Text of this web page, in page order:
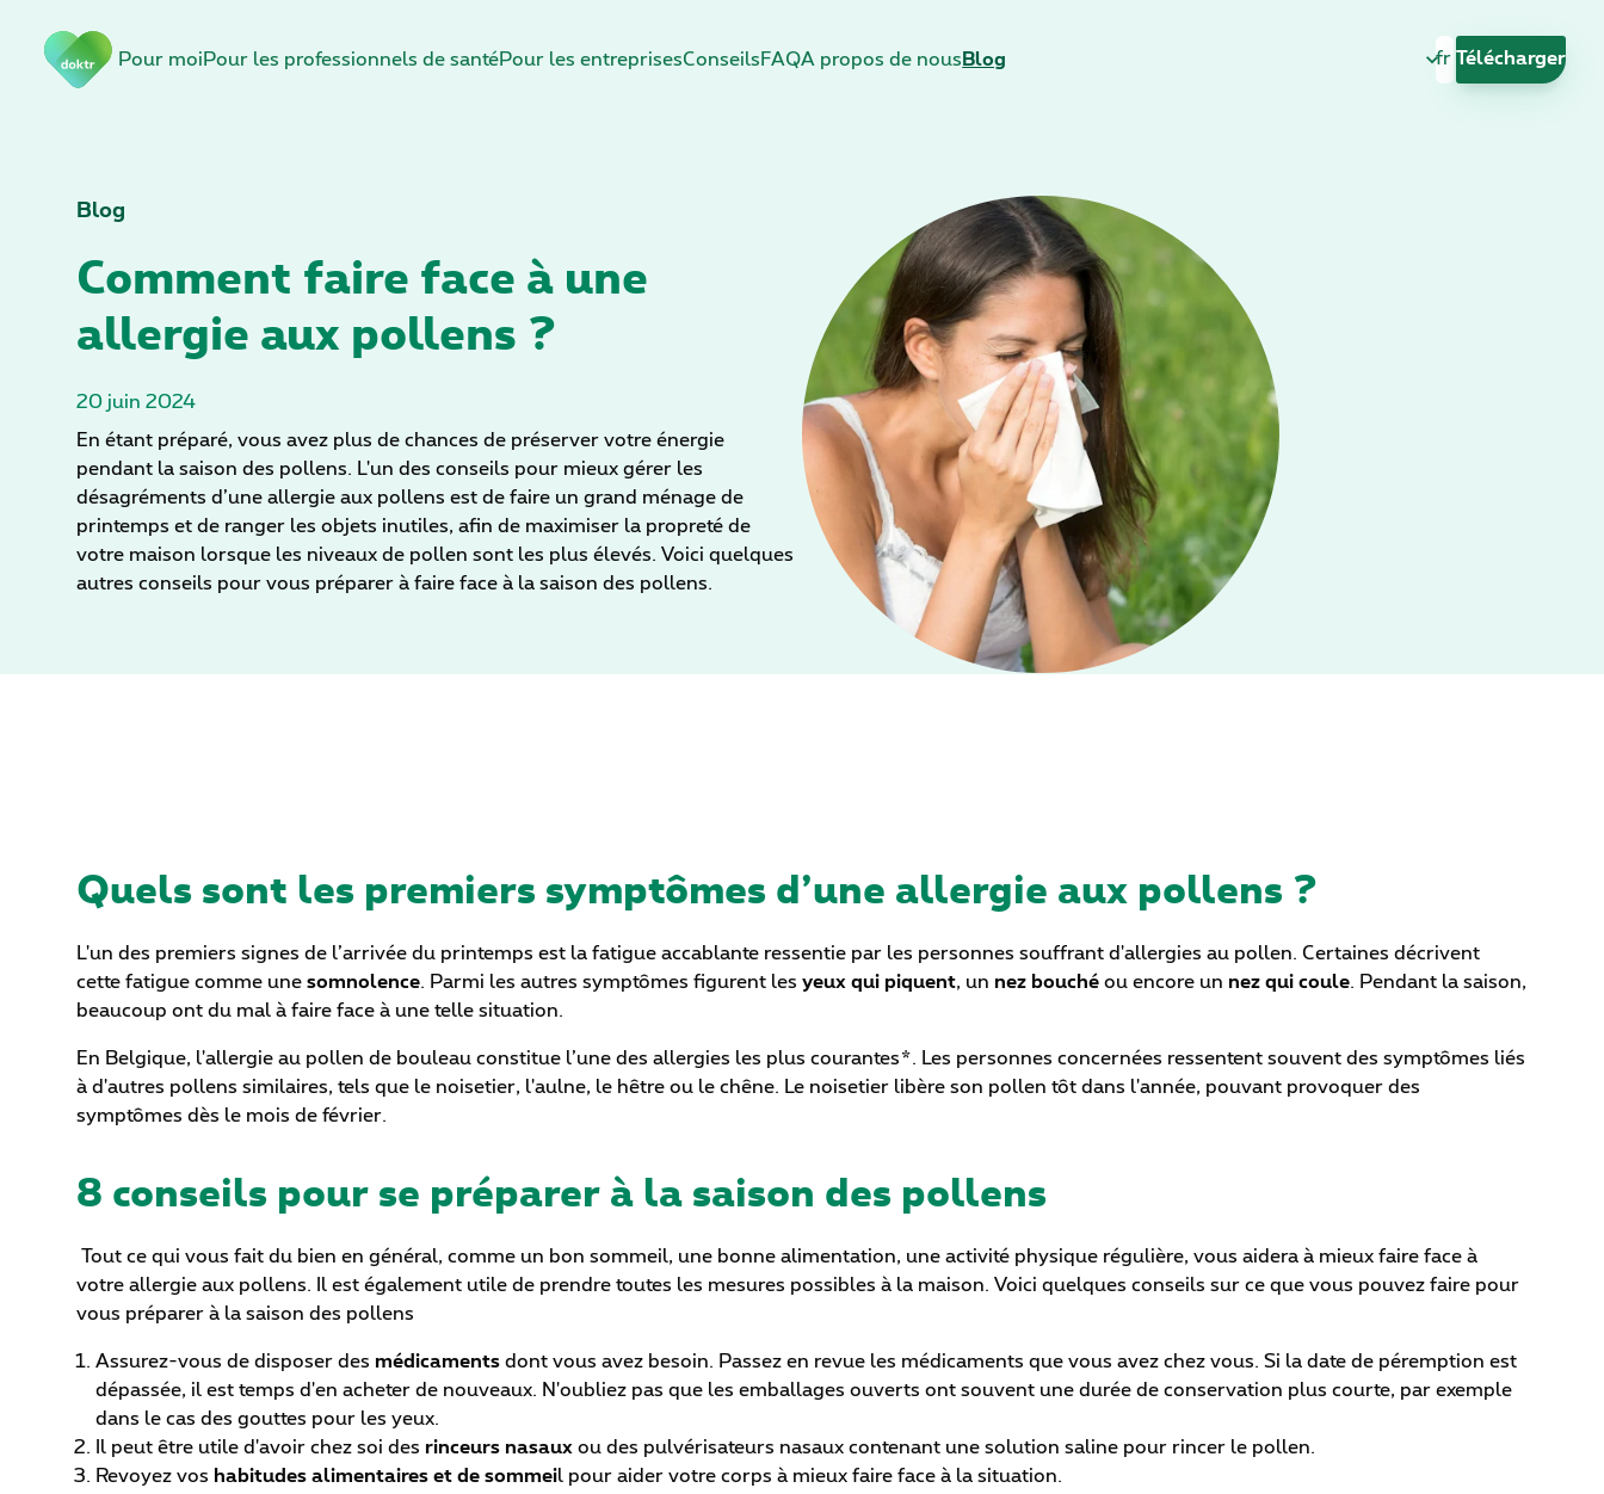
Pour moi Pour les professionnels de santéPour les entreprisesConseils FAQA propos de nous Blog
Changer de
Télécharger
Blog
Comment faire face à une
allergie aux pollens ?
20 juin 2024
En étant préparé, vous avez plus de chances de préserver votre énergie
pendant la saison des pollens. L'un des conseils pour mieux gérer les
désagréments d’une allergie aux pollens est de faire un grand ménage de
printemps et de ranger les objets inutiles, afin de maximiser la propreté de
votre maison lorsque les niveaux de pollen sont les plus élevés. Voici quelques
autres conseils pour vous préparer à faire face à la saison des pollens.
Quels sont les premiers symptômes d’une allergie aux pollens ?
L'un des premiers signes de l’arrivée du printemps est la fatigue accablante ressentie par les personnes souffrant d'allergies au pollen. Certaines décrivent
cette fatigue comme une somnolence. Parmi les autres symptômes figurent les yeux qui piquent, un nez bouché ou encore un nez qui coule. Pendant la saison,
beaucoup ont du mal à faire face à une telle situation.
En Belgique, l'allergie au pollen de bouleau constitue l’une des allergies les plus courantes*. Les personnes concernées ressentent souvent des symptômes liés
à d'autres pollens similaires, tels que le noisetier, l'aulne, le hêtre ou le chêne. Le noisetier libère son pollen tôt dans l'année, pouvant provoquer des
symptômes dès le mois de février.
8 conseils pour se préparer à la saison des pollens
Tout ce qui vous fait du bien en général, comme un bon sommeil, une bonne alimentation, une activité physique régulière, vous aidera à mieux faire face à
votre allergie aux pollens. Il est également utile de prendre toutes les mesures possibles à la maison. Voici quelques conseils sur ce que vous pouvez faire pour
vous préparer à la saison des pollens
Assurez-vous de disposer des médicaments dont vous avez besoin. Passez en revue les médicaments que vous avez chez vous. Si la date de péremption est
dépassée, il est temps d'en acheter de nouveaux. N'oubliez pas que les emballages ouverts ont souvent une durée de conservation plus courte, par exemple
dans le cas des gouttes pour les yeux.
Il peut être utile d'avoir chez soi des rinceurs nasaux ou des pulvérisateurs nasaux contenant une solution saline pour rincer le pollen.
Revoyez vos habitudes alimentaires et de sommeil pour aider votre corps à mieux faire face à la situation.